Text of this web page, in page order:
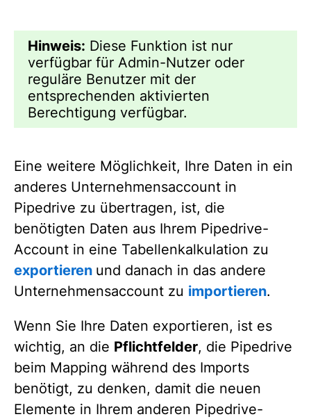
Hinweis: Diese Funktion ist nur
verfügbar für Admin-Nutzer oder
reguläre Benutzer mit der
entsprechenden aktivierten
Berechtigung verfügbar.
Eine weitere Möglichkeit, Ihre Daten in ein
anderes Unternehmensaccount in
Pipedrive zu übertragen, ist, die
benötigten Daten aus Ihrem Pipedrive-
Account in eine Tabellenkalkulation zu
exportieren und danach in das andere
Unternehmensaccount zu importieren.
Wenn Sie Ihre Daten exportieren, ist es
wichtig, an die Pflichtfelder, die Pipedrive
beim Mapping während des Imports
benötigt, zu denken, damit die neuen
Elemente in Ihrem anderen Pipedrive-